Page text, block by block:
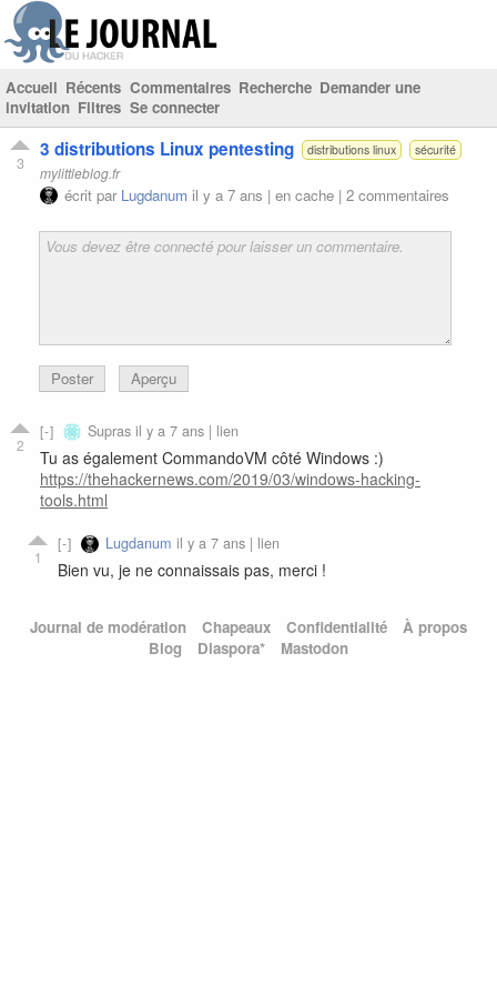
Accueil Récents Commentaires Recherche Demander une
invitation Filtres Se connecter
3
3 distributions Linux pentesting distributions linux sécurité
mylittleblog.fr
écrit par Lugdanum il y a 7 ans | en cache | 2 commentaires
Poster Aperçu
2
Suprasil y a 7 ans | lien
Tu as également CommandoVM côté Windows :)
https://thehackernews.com/2019/03/windows-hacking-
tools.html
1
Lugdanum il y a 7 ans | lien
Bien vu, je ne connaissais pas, merci !
Journal de modération Chapeaux Confidentialité
À propos
Blog
Diaspora* Mastodon